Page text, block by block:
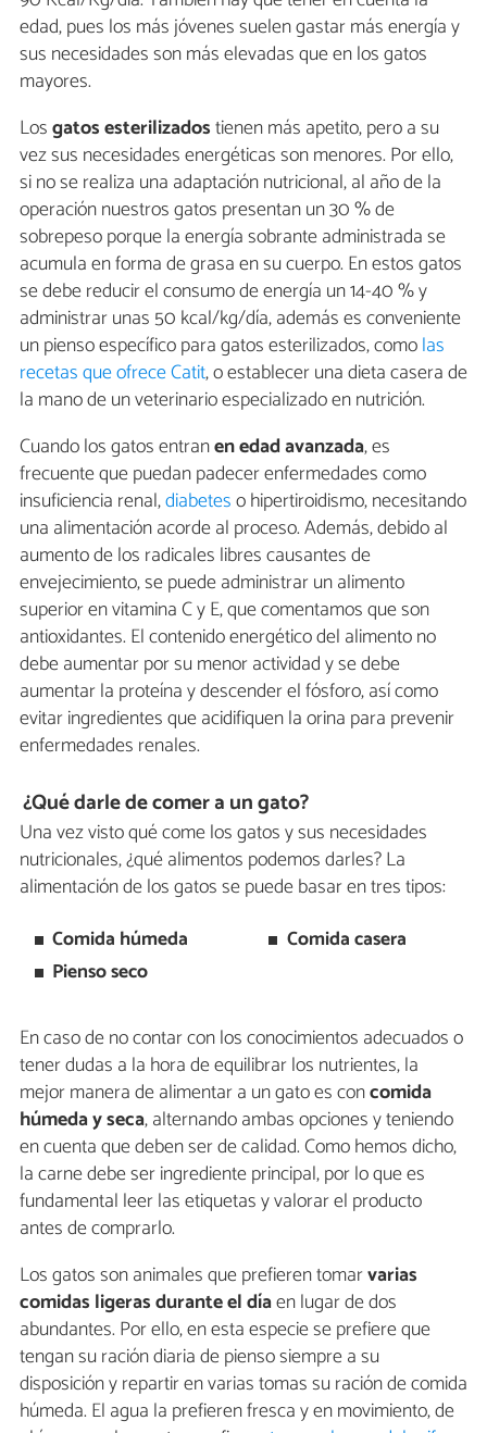
edad, pues los más jóvenes suelen gastar más energía y
sus necesidades son más elevadas que en los gatos
mayores.
Losgatos esterilizadostienen más apetito, pero a su
vez sus necesidades energéticas son menores. Por ello,
si no se realiza una adaptación nutricional, al año de la
operación nuestros gatos presentan un 30 % de
sobrepeso porque la energía sobrante administrada se
acumula en forma de grasa en su cuerpo. En estos gatos
se debe reducir el consumo de energía un 14-40 % y
administrar unas 50 kcal/kg/día, además es conveniente
un pienso específico para gatos esterilizados, comolas
recetas que ofrece Catit, o establecer una dieta casera de
la mano de un veterinario especializado en nutrición.
Cuando los gatos entranen edad avanzada, es
frecuente que puedan padecer enfermedades como
insuficiencia renal,diabeteso hipertiroidismo, necesitando
una alimentación acorde al proceso. Además, debido al
aumento de los radicales libres causantes de
envejecimiento, se puede administrar un alimento
superior en vitamina C y E, que comentamos que son
antioxidantes. El contenido energético del alimento no
debe aumentar por su menor actividad y se debe
aumentar la proteína y descender el fósforo, así como
evitar ingredientes que acidifiquen la orina para prevenir
enfermedades renales.
¿Qué darle de comer a un gato?
Una vez visto qué come los gatos y sus necesidades
nutricionales, ¿qué alimentos podemos darles? La
alimentación de los gatos se puede basar en tres tipos:
Comida húmeda
Pienso seco
Comida casera
En caso de no contar con los conocimientos adecuados o
tener dudas a la hora de equilibrar los nutrientes, la
mejor manera de alimentar a un gato es concomida
húmeda y seca, alternando ambas opciones y teniendo
en cuenta que deben ser de calidad. Como hemos dicho,
la carne debe ser ingrediente principal, por lo que es
fundamental leer las etiquetas y valorar el producto
antes de comprarlo.
Los gatos son animales que prefieren tomarvarias
comidas ligeras durante el díaen lugar de dos
abundantes. Por ello, en esta especie se prefiere que
tengan su ración diaria de pienso siempre a su
disposición y repartir en varias tomas su ración de comida
húmeda. El agua la prefieren fresca y en movimiento, de